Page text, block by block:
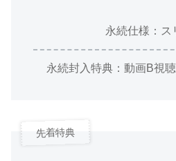
永続仕様：ス
永続封入特典：動画B視
先着特典